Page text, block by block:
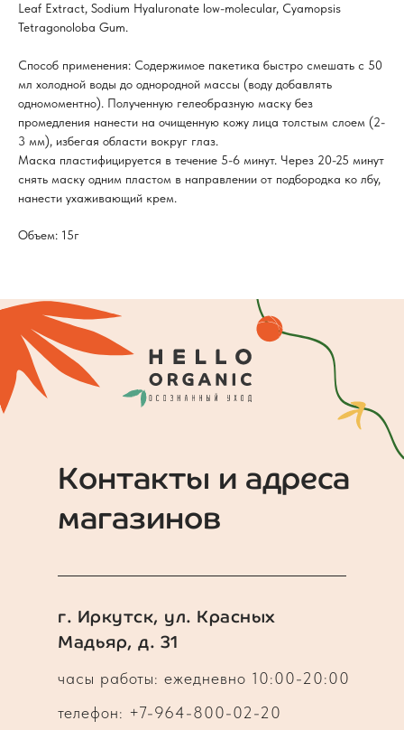
Leaf Extract, Sodium Hyaluronate low-molecular, Cyamopsis
Tetragonoloba Gum.
Способ применения: Содержимое пакетика быстро смешать с 50
мл холодной воды до однородной массы (воду добавлять
одномоментно). Полученную гелеобразную маску без
промедления нанести на очищенную кожу лица толстым слоем (2-
3 мм), избегая области вокруг глаз.
Маска пластифицируется в течение 5-6 минут. Через 20-25 минут
снять маску одним пластом в направлении от подбородка ко лбу,
нанести ухаживающий крем.
Объем: 15г
Контакты и адреса
магазинов
часы работы: ежедневно 10:00-20:00
г. Иркутск, ул. Красных
Мадьяр, д. 31
телефон: +7-964-800-02-20